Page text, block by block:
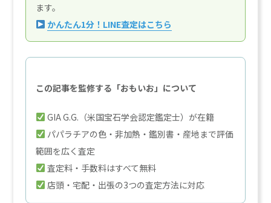
ます。
かんたん1分！LINE査定はこちら
この記事を監修する「おもいお」について
GIA G.G.（米国宝石学会認定鑑定士）が在籍
パパラチアの色・非加熱・鑑別書・産地まで評価
範囲を広く査定
査定料・手数料はすべて無料
店頭・宅配・出張の3つの査定方法に対応